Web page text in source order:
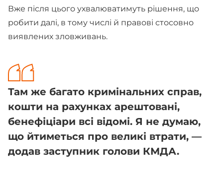
Вже після цього ухвалюватимуть рішення, що
робити далі, в тому числі й правові стосовно
виявлених зловживань.
Там же багато кримінальних справ,
кошти на рахунках арештовані,
бенефіціари всі відомі. Я не думаю,
що йтиметься про великі втрати, —
додав заступник голови КМДА.